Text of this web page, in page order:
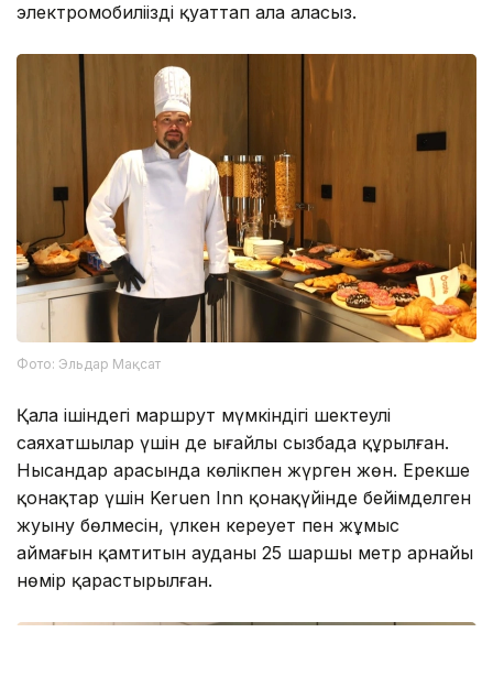
электромобиліңізді қуаттап ала аласыз.
Фото: Эльдар Мақсат
Қала ішіндегі маршрут мүмкіндігі шектеулі
саяхатшылар үшін де ыңғайлы сызбада құрылған.
Нысандар арасында көлікпен жүрген жөн. Ерекше
қонақтар үшін Keruen Inn қонақүйінде бейімделген
жуыну бөлмесін, үлкен кереует пен жұмыс
аймағын қамтитын ауданы 25 шаршы метр арнайы
нөмір қарастырылған.